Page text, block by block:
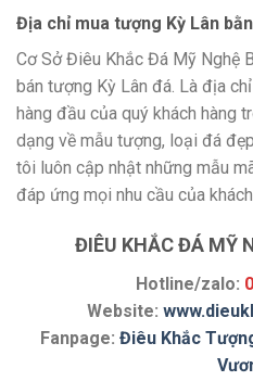
Địa chỉ mua tượng Kỳ Lân
Cơ Sở Điêu Khắc Đá Mỹ Nghệ
bán tượng Kỳ Lân đá. Là địa
hàng đầu của quý khách hàng
dạng về mẫu tượng, loại đá
tôi luôn cập nhật những mẫu
đáp ứng mọi nhu cầu của khách
ĐIÊU KHẮC ĐÁ MỸ
Hotline/zalo:
Website:
Fanpage: Điêu Khắc